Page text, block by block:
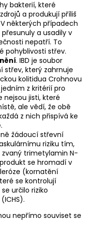
bakterií, které
a produkují příliš
některých případech
a usadily v
nepatří. To
pohyblivosti střev.
. IBD je soubor
který zahrnuje
kolitidua Crohnovu
z kritérií pro
nejsou jisti, které
ale vědí, že obě
z nich přispívá ke
žádoucí střevní
riziku tím,
zvaný trimetylamin N-
se hromadí v
(kornatění
se kontrolují
určilo riziko
nepřímo souviset se